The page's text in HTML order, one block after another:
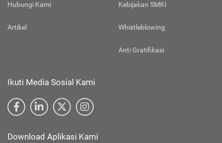
Hubungi Kami
Artikel
Kebijakan SMKI
Whistleblowing
Anti Gratifikasi
Ikuti Media Sosial Kami
Download Aplikasi Kami